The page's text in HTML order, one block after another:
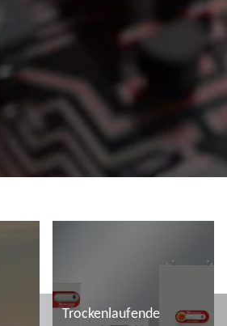
Trockenlaufende